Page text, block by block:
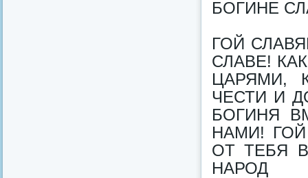
БОГИНЕ
ГОЙ
СЛАВЕ!
ЦАРЯМИ,
ЧЕСТИ И
БОГИНЯ
НАМИ!
ОТ ТЕБЯ
НАРОД